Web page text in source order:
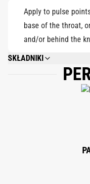
Apply to pulse
base of the throat,
and/or behind the
SKŁADNIKI
ALCOHOL DENAT., PARFUM
TETRAMETHYL
LIMONENE, CITRUS
CARYOPHYLLENE,